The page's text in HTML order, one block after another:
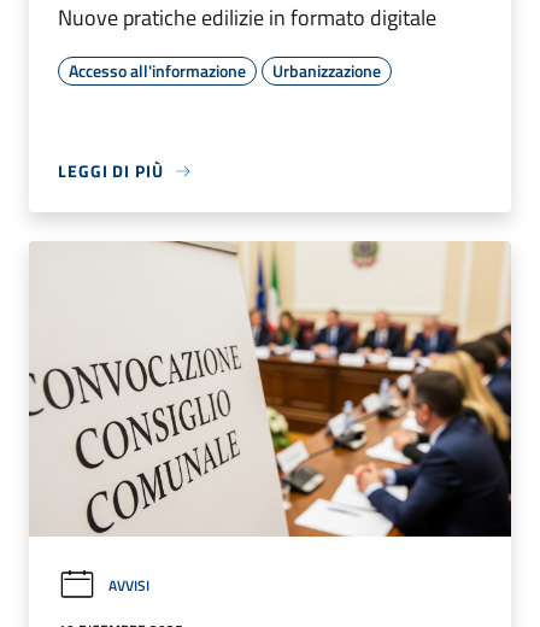
Nuove pratiche edilizie in formato digitale
Accesso all'informazione Urbanizzazione
LEGGI DI PIÙ
AVVISI